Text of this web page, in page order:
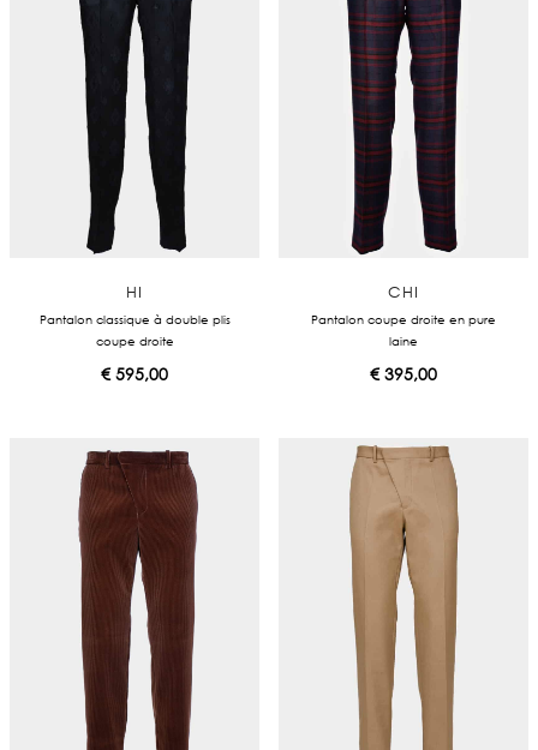
HI
Pantalon classique à double plis
coupe droite
€595,00
CHI
Pantalon coupe droite en pure
laine
€395,00